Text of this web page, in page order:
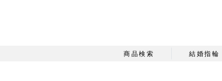
商品検索 結婚指輪